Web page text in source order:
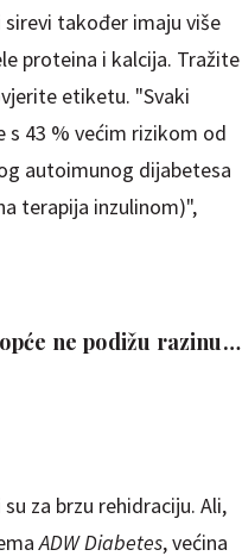
sirevi također imaju više
proteina i kalcija. Tražite
etiketu. "Svaki
s 43 % većim rizikom od
autoimunog dijabetesa
terapija inzulinom)",
ne podižu razinu
za brzu rehidraciju. Ali,
ADW Diabetes, većina